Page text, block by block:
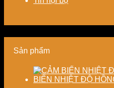
sản
kiệm
lượng
định
lượng
sấy
Sản phẩm
BIẾN NHIỆT ĐỘ